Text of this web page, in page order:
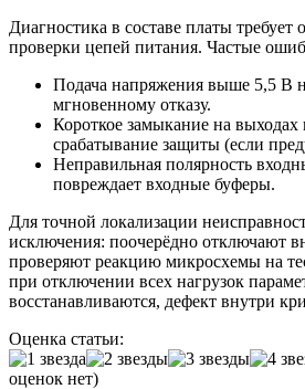
Диагностика в составе платы требует
проверки цепей питания. Частые
Подача напряжения выше 5,5 В
мгновенному отказу.
Короткое замыкание на выходах
срабатывание защиты (если
Неправильная полярность
повреждает входные буферы.
Для точной локализации
исключения: поочерёдно отключают
проверяют реакцию микросхемы на
при отключении всех нагрузок
восстанавливаются, дефект внутри
Оценка статьи:
оценок нет)